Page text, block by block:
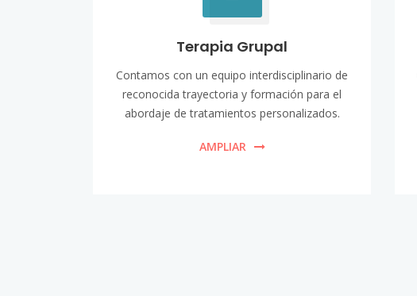
Terapia Grupal
Contamos con un equipo interdisciplinario de
reconocida trayectoria y formación para el
abordaje de tratamientos personalizados.
AMPLIAR